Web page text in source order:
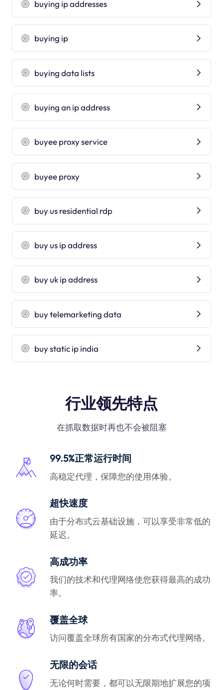
buying ip addresses
buying ip
buying data lists
buying an ip address
buyee proxy service
buyee proxy
buy us residential rdp
buy us ip address
buy uk ip address
buy telemarketing data
buy static ip india
行业领先特点
在抓取数据时再也不会被阻塞
99.5%正常运行时间
高稳定代理，保障您的使用体验。
超快速度
由于分布式云基础设施，可以享受非常低的
延迟。
高成功率
我们的技术和代理网络使您获得最高的成功
率。
覆盖全球
访问覆盖全球所有国家的分布式代理网络。
无限的会话
无论何时需要，都可以无限期地扩展您的项